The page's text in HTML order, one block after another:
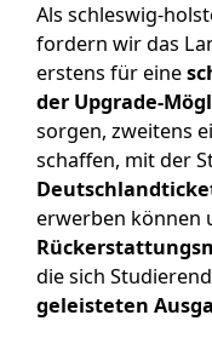
Als schleswig-
fordern wir das
erstens für eine
der Upgrade-
sorgen, zweitens
schaffen, mit der
erwerben können
die sich
geleisteten